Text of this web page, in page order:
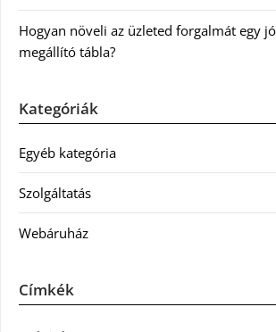
Hogyan növeli az üzleted forgalmát egy
megállító tábla?
Kategóriák
Egyéb kategória
Szolgáltatás
Webáruház
Címkék